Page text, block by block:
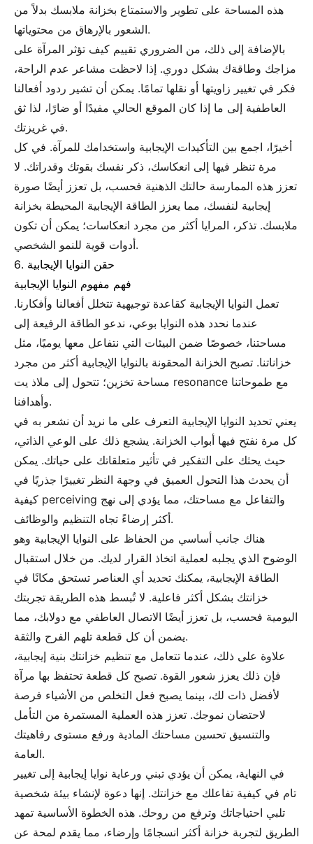
هذه المساحة على تطوير والاستمتاع بخزانة ملابسك بدلاً من
الشعور بالإرهاق من محتوياتها.
بالإضافة إلى ذلك، من الضروري تقييم كيف تؤثر المرآة على
مزاجك وطاقةك بشكل دوري. إذا لاحظت مشاعر عدم الراحة،
فكر في تغيير زاويتها أو نقلها تمامًا. يمكن أن تشير ردود أفعالنا
العاطفية إلى ما إذا كان الموقع الحالي مفيدًا أو ضارًا، لذا ثق
في غريزتك.
أخيرًا، اجمع بين التأكيدات الإيجابية واستخدامك للمرآة. في كل
مرة تنظر فيها إلى انعكاسك، ذكر نفسك بقوتك وقدراتك. لا
تعزز هذه الممارسة حالتك الذهنية فحسب، بل تعزز أيضًا صورة
إيجابية لنفسك، مما يعزز الطاقة الإيجابية المحيطة بخزانة
ملابسك. تذكر، المرايا أكثر من مجرد انعكاسات؛ يمكن أن تكون
أدوات قوية للنمو الشخصي.
6. حقن النوايا الإيجابية
فهم مفهوم النوايا الإيجابية
تعمل النوايا الإيجابية كقاعدة توجيهية تتخلل أفعالنا وأفكارنا.
عندما نحدد هذه النوايا بوعي، ندعو الطاقة الرفيعة إلى
مساحتنا، خصوصًا ضمن البيئات التي نتفاعل معها يوميًا، مثل
خزاناتنا. تصبح الخزانة المحقونة بالنوايا الإيجابية أكثر من مجرد
مساحة تخزين؛ تتحول إلى ملاذ يت resonance مع طموحاتنا
وأهدافنا.
يعني تحديد النوايا الإيجابية التعرف على ما نريد أن نشعر به في
كل مرة نفتح فيها أبواب الخزانة. يشجع ذلك على الوعي الذاتي،
حيث يحثك على التفكير في تأثير متعلقاتك على حياتك. يمكن
أن يحدث هذا التحول العميق في وجهة النظر تغييرًا جذريًا في
كيفية perceiving والتفاعل مع مساحتك، مما يؤدي إلى نهج
أكثر إرضاءً تجاه التنظيم والوظائف.
هناك جانب أساسي من الحفاظ على النوايا الإيجابية وهو
الوضوح الذي يجلبه لعملية اتخاذ القرار لديك. من خلال استقبال
الطاقة الإيجابية، يمكنك تحديد أي العناصر تستحق مكانًا في
خزانتك بشكل أكثر فاعلية. لا تُبسط هذه الطريقة تجربتك
اليومية فحسب، بل تعزز أيضًا الاتصال العاطفي مع دولابك، مما
يضمن أن كل قطعة تلهم الفرح والثقة.
علاوة على ذلك، عندما تتعامل مع تنظيم خزانتك بنية إيجابية،
فإن ذلك يعزز شعور القوة. تصبح كل قطعة تحتفظ بها مرآة
لأفضل ذات لك، بينما يصبح فعل التخلص من الأشياء فرصة
لاحتضان نموجك. تعزز هذه العملية المستمرة من التأمل
والتنسيق تحسين مساحتك المادية ورفع مستوى رفاهيتك
العامة.
في النهاية، يمكن أن يؤدي تبني ورعاية نوايا إيجابية إلى تغيير
تام في كيفية تفاعلك مع خزانتك. إنها دعوة لإنشاء بيئة شخصية
تلبي احتياجاتك وترفع من روحك. هذه الخطوة الأساسية تمهد
الطريق لتجربة خزانة أكثر انسجامًا وإرضاء، مما يقدم لمحة عن